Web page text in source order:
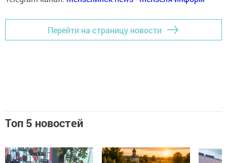
Перейти на страницу новости
Топ 5 новостей